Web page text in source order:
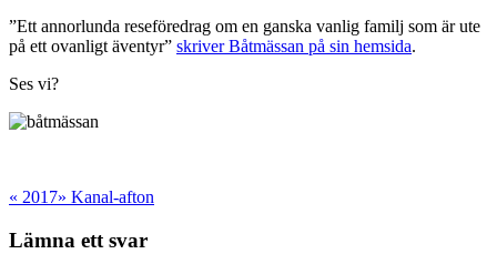
”Ett annorlunda reseföredrag om en ganska vanlig familj som är ute
på ett ovanligt äventyr” skriver Båtmässan på sin hemsida.
Ses vi?
« 2017» Kanal-afton
Lämna ett svar